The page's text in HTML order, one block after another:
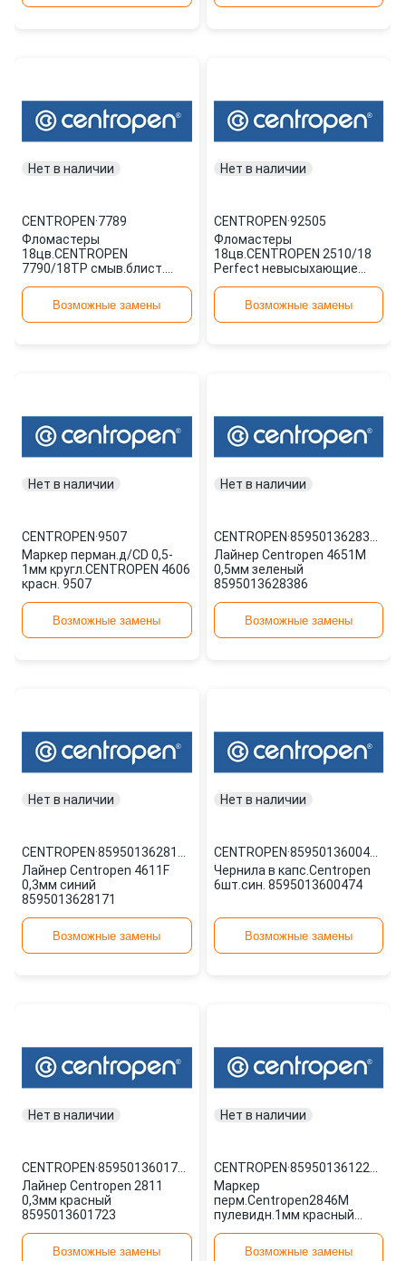
Нет в наличии
CENTROPEN·7789
Фломастеры
18цв.CENTROPEN
7790/18ТР смыв.блист.
Возможные замены
Нет в наличии
CENTROPEN·92505
Фломастеры
18цв.CENTROPEN 2510/18
Perfect невысыхающие
Возможные замены
Нет в наличии
CENTROPEN·9507
Маркер перман.д/CD 0,5-
1мм кругл.CENTROPEN 4606
красн. 9507
Возможные замены
Нет в наличии
CENTROPEN·
Лайнер Centropen 4651M
0,5мм зеленый
8595013628386
Возможные замены
Нет в наличии
CENTROPEN·
Лайнер Centropen 4611F
0,3мм синий
8595013628171
Возможные замены
Нет в наличии
CENTROPEN·
8595013600474
Чернила в капс.Centropen
6шт.син. 8595013600474
Возможные замены
Нет в наличии
CENTROPEN·
Лайнер Centropen 2811
0,3мм красный
8595013601723
Возможные замены
Нет в наличии
CENTROPEN·
Маркер
перм.Centropen2846М
пулевидн.1мм красный
Возможные замены